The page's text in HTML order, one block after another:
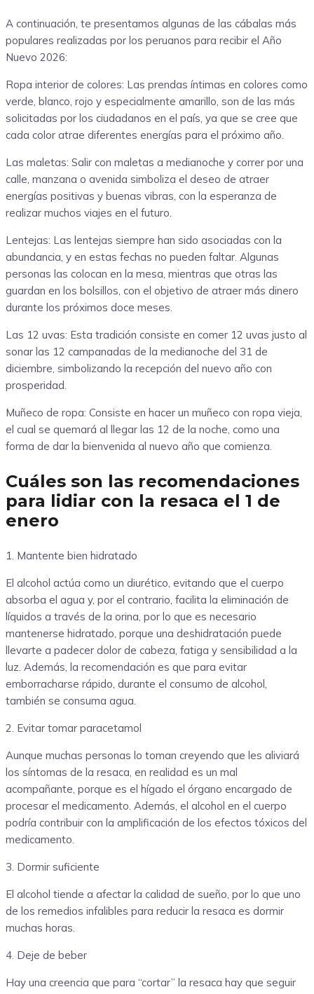
A continuación, te presentamos algunas de las cábalas más
populares realizadas por los peruanos para recibir el Año
Nuevo 2026:
Ropa interior de colores: Las prendas íntimas en colores como
verde, blanco, rojo y especialmente amarillo, son de las más
solicitadas por los ciudadanos en el país, ya que se cree que
cada color atrae diferentes energías para el próximo año.
Las maletas: Salir con maletas a medianoche y correr por una
calle, manzana o avenida simboliza el deseo de atraer
energías positivas y buenas vibras, con la esperanza de
realizar muchos viajes en el futuro.
Lentejas: Las lentejas siempre han sido asociadas con la
abundancia, y en estas fechas no pueden faltar. Algunas
personas las colocan en la mesa, mientras que otras las
guardan en los bolsillos, con el objetivo de atraer más dinero
durante los próximos doce meses.
Las 12 uvas: Esta tradición consiste en comer 12 uvas justo al
sonar las 12 campanadas de la medianoche del 31 de
diciembre, simbolizando la recepción del nuevo año con
prosperidad.
Muñeco de ropa: Consiste en hacer un muñeco con ropa vieja,
el cual se quemará al llegar las 12 de la noche, como una
forma de dar la bienvenida al nuevo año que comienza.
Cuáles son las recomendaciones
para lidiar con la resaca el 1 de
enero
1. Mantente bien hidratado
El alcohol actúa como un diurético, evitando que el cuerpo
absorba el agua y, por el contrario, facilita la eliminación de
líquidos a través de la orina, por lo que es necesario
mantenerse hidratado, porque una deshidratación puede
llevarte a padecer dolor de cabeza, fatiga y sensibilidad a la
luz. Además, la recomendación es que para evitar
emborracharse rápido, durante el consumo de alcohol,
también se consuma agua.
2. Evitar tomar paracetamol
Aunque muchas personas lo toman creyendo que les aliviará
los síntomas de la resaca, en realidad es un mal
acompañante, porque es el hígado el órgano encargado de
procesar el medicamento. Además, el alcohol en el cuerpo
podría contribuir con la amplificación de los efectos tóxicos del
medicamento.
3. Dormir suficiente
El alcohol tiende a afectar la calidad de sueño, por lo que uno
de los remedios infalibles para reducir la resaca es dormir
muchas horas.
4. Deje de beber
Hay una creencia que para “cortar” la resaca hay que seguir